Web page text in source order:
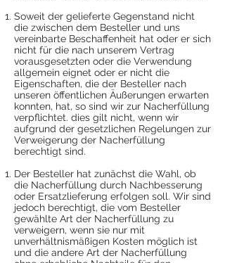
Soweit der gelieferte Gegenstand nicht
die zwischen dem Besteller und uns
vereinbarte Beschaffenheit hat oder er sich
nicht für die nach unserem Vertrag
vorausgesetzten oder die Verwendung
allgemein eignet oder er nicht die
Eigenschaften, die der Besteller nach
unseren öffentlichen Äußerungen erwarten
konnten, hat, so sind wir zur Nacherfüllung
verpflichtet. dies gilt nicht, wenn wir
aufgrund der gesetzlichen Regelungen zur
Verweigerung der Nacherfüllung
berechtigt sind.
Der Besteller hat zunächst die Wahl, ob
die Nacherfüllung durch Nachbesserung
oder Ersatzlieferung erfolgen soll. Wir sind
jedoch berechtigt, die vom Besteller
gewählte Art der Nacherfüllung zu
verweigern, wenn sie nur mit
unverhältnismäßigen Kosten möglich ist
und die andere Art der Nacherfüllung